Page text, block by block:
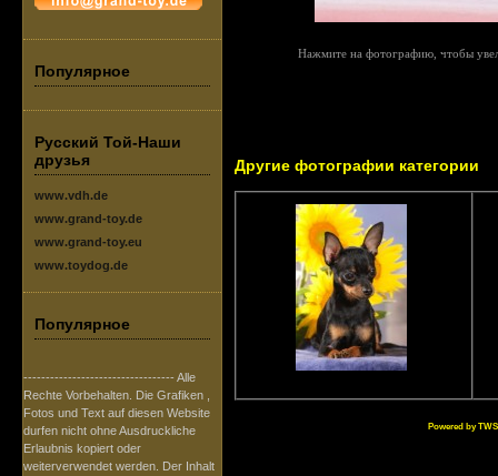
Популярное
Русский Той-Наши
друзья
www.vdh.de
www.grand-toy.de
www.grand-toy.eu
www.toydog.de
Популярное
---------------------------------- Alle
Rechte Vorbehalten. Die Grafiken ,
Fotos und Text auf diesen Website
durfen nicht ohne Ausdruckliche
Erlaubnis kopiert oder
weiterverwendet werden. Der Inhalt
Нажмите на фотографию, чтобы
Другие фотографии категории
Powered by